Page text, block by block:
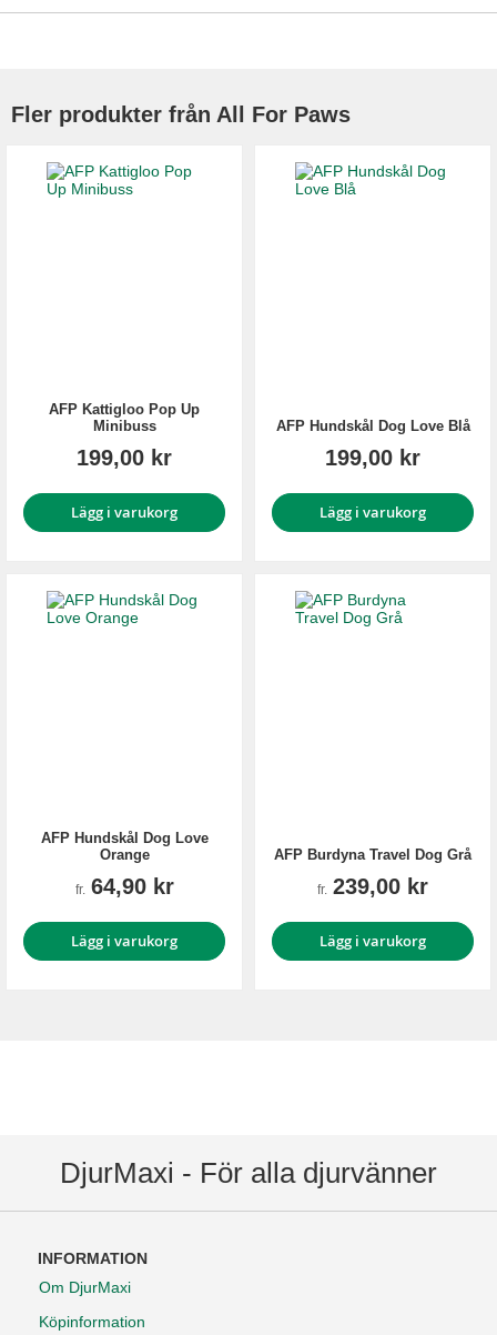
Fler produkter från All For Paws
AFP Kattigloo Pop Up
Minibuss
199,00 kr
Lägg i varukorg
AFP Hundskål Dog Love Blå
199,00 kr
Lägg i varukorg
AFP Hundskål Dog Love
Orange
fr. 64,90 kr
Lägg i varukorg
AFP Burdyna Travel Dog Grå
fr. 239,00 kr
Lägg i varukorg
DjurMaxi - För alla djurvänner
INFORMATION
Om DjurMaxi
Köpinformation